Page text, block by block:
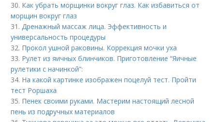
30. Как убрать морщинки вокруг глаз. Как избавиться от
морщин вокруг глаз
31.Дренажный массаж лица. Эффективность и
универсальность процедуры
32. Прокол ушной раковины. Коррекция мочки уха
33. Рулет из яичных блинчиков. Приготовление “Яичные
рулетики с начинкой”:
34. На какой картинке изображен поцелуй тест. Пройти
тест Роршаха
35. Пенек своими руками. Мастерим настоящий лесной
пень из подручных материалов